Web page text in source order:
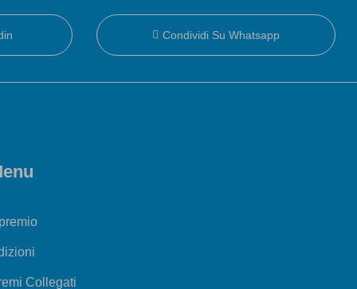
Condividi Su Whatsapp
Collegati